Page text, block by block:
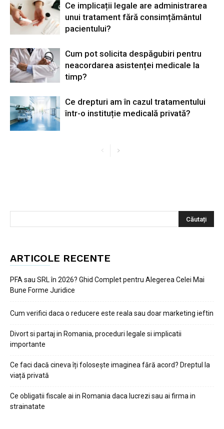
Ce implicații legale are administrarea
unui tratament fără consimțământul
pacientului?
Cum pot solicita despăgubiri pentru
neacordarea asistenței medicale la
timp?
Ce drepturi am în cazul tratamentului
într-o instituție medicală privată?
ARTICOLE RECENTE
PFA sau SRL în 2026? Ghid Complet pentru Alegerea Celei Mai
Bune Forme Juridice
Cum verifici daca o reducere este reala sau doar marketing ieftin
Divort si partaj in Romania, proceduri legale si implicatii
importante
Ce faci dacă cineva îți folosește imaginea fără acord? Dreptul la
viață privată
Ce obligatii fiscale ai in Romania daca lucrezi sau ai firma in
strainatate